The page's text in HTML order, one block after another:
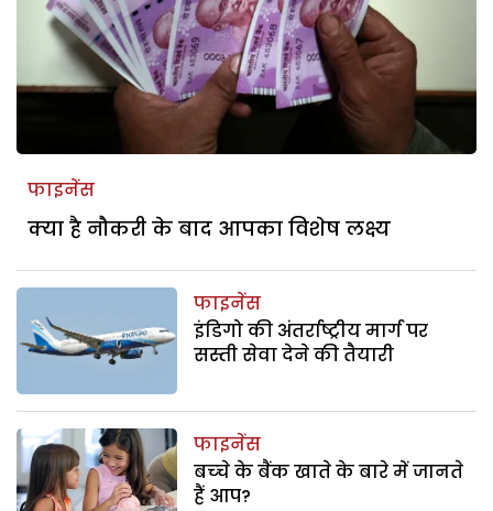
फाइनेंस
क्या है नौकरी के बाद आपका विशेष लक्ष्य
फाइनेंस
इंडिगो की अंतर्राष्ट्रीय मार्ग पर
सस्ती सेवा देने की तैयारी
फाइनेंस
बच्‍चे के बैंक खाते के बारे में जानते
हैं आप?